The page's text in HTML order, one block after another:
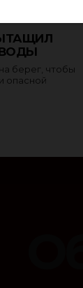
берег, чтобы
опасной